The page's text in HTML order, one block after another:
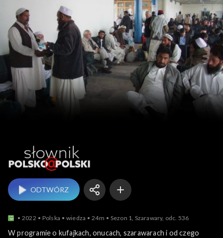
Słownik polsko@polski
ODTWÓRZ
2022 Polska wiedza 24m Sezon 1, Szarawary, odc. 536
W programie o kufajkach, onucach, szarawarach i od czego